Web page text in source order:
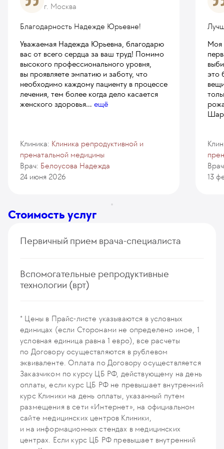
г. Москва
Благодарность Надежде Юрьевне!
Уважаемая Надежда Юрьевна, благодарю
вас от всего сердца за ваш труд! Помимо
высокого профессионального уровня,
вы проявляете эмпатию и заботу, что
необходимо каждому пациенту в процессе
лечения, тем более когда дело касается
женского здоровья... ещё
Клиника: Клиника репродуктивной и
пренатальной медицины
Врач: Белоусова Надежда
24 июня 2026
Моя
это
13
Стоимость услуг
Первичный прием врача-специалиста
репродуктолога с проведением УЗ-исследования
состояния матки и яичников (первичный, повторный)
Прием (осмотр, консультация) врача гинеколога-
репродуктолога/доноры/суррогатные матери
(первичный, повторный)
130 у. е.12 350₽
Прием врача гинеколога-репродуктолога (без
проведения УЗ-исследования состояния матки
и яичников)
180
Совместный прием (осмотр, консультация)
гинеколога-репродуктолога и эмбриолога
с проведением УЗ-исследования состояния матки
Вспомогательные репродуктивные
технологии (врт)
116 у. е. 11 020₽
Повторная искусственная инсеминация (1 раз)
у. е.
Идентификация и оценка зрелости ооцитов,
созревание in-vitro
у. е.85 785
Культивирование эмбрионов с предварительной
оценкой зрелости ооцитов, созревание in-vitro
1 355 у. е.128 725₽
* Цены в Прайс-листе указываются в условных
единицах (если Сторонами не определено иное, 1
условная единица равна 1 евро), все расчеты
по Договору осуществляются в рублевом
эквиваленте. Оплата по Договору осуществляется
Заказчиком по курсу ЦБ РФ, действующему на день
оплаты, если курс ЦБ РФ не превышает внутренний
курс Клиники на день оплаты, указанный путем
размещения в сети «Интернет», на официальном
сайте медицинских центров Клиники,
и на информационных стендах в медицинских
центрах. Если курс ЦБ РФ превышает внутренний